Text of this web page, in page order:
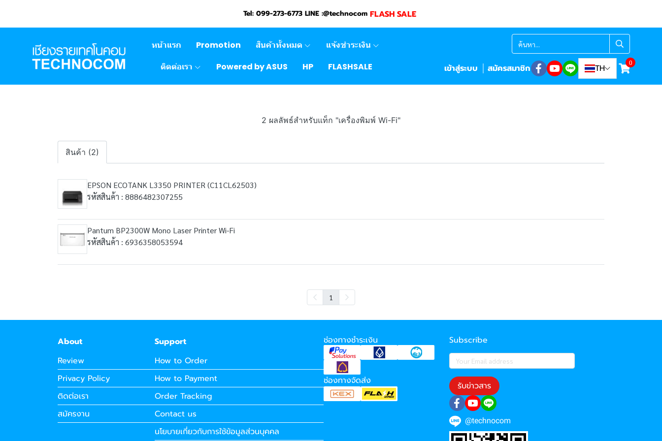
Tel: 099-273-6773 LINE :@technocom FLASH SALE
หน้าแรก Promotion สินค้าทั้งหมด
แจ้งชำระเงิน
ติดต่อเรา
Powered by ASUS HP FLASHSALE เข้าสู่ระบบ สมัครสมาชิก TH 0
2 ผลลัพธ์สำหรับแท็ก "เครื่องพิมพ์ Wi-Fi"
สินค้า (2)
EPSON ECOTANK L3350 PRINTER (C11CL62503)
รหัสสินค้า : 8886482307255
Pantum BP2300W Mono Laser Printer Wi-Fi
รหัสสินค้า : 6936358053594
1
About
Review
Privacy Policy
ติดต่อเรา
สมัครงาน
Support
How to Order
How to Payment
Order Tracking
Contact us
นโยบายเกี่ยวกับการใช้ข้อมูลส่วนบุคคล
ช่องทางชำระเงิน
ช่องทางจัดส่ง
Subscribe
รับข่าวสาร
@technocom